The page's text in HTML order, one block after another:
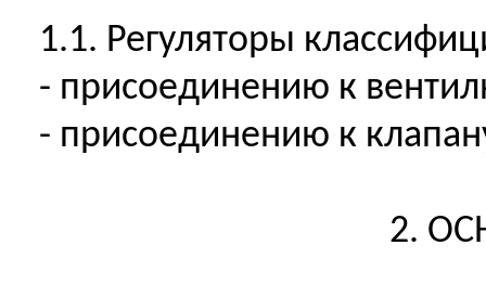
1.1. Регуляторы
- присоединению к
- присоединению к
2.